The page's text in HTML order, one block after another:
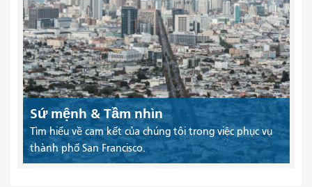
Sứ mệnh & Tầm nhìn
Tìm hiểu về cam kết của chúng tôi trong việc phục vụ
thành phố San Francisco.